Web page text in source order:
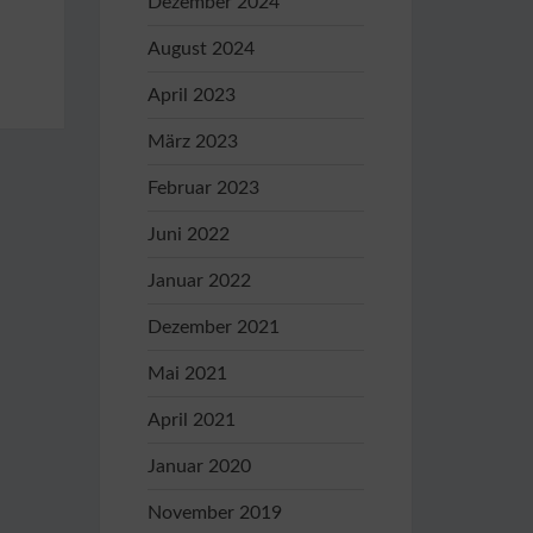
August 2024
April 2023
März 2023
Februar 2023
Juni 2022
Januar 2022
Dezember 2021
Mai 2021
April 2021
Januar 2020
November 2019